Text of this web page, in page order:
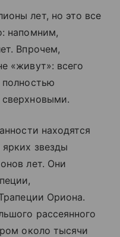
лет, но это все
напомним,
Впрочем,
«живут»: всего
сверхновыми.
находятся
звезды
лет. Они
Ориона.
рассеянного
около тысячи